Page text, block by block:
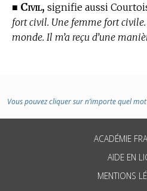
■ Civil, signifie aussi
fort civil. Une femme fort
monde. Il m’a reçu d’une
Vous pouvez cliquer sur n’importe quel
ACADÉMIE
AIDE EN
MENTIONS